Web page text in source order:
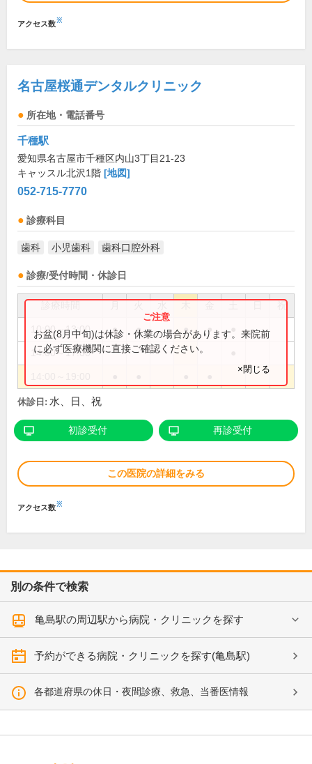
アクセス数※
名古屋桜通デンタルクリニック
所在地・電話番号
千種駅
愛知県名古屋市千種区内山3丁目21-23
キャッスル北沢1階 [地図]
052-715-7770
診療科目
歯科 小児歯科 歯科口腔外科
診療/受付時間・休診日
祝
10:00～13:00 ● ● ● ●
14:00～17:00
お盆(8月中旬)は休診・休業の場合があります。来院前
に必ず医療機関に直接ご確認ください。
×閉じる
休診日: 水、日、祝
初診受付 再診受付
この医院の詳細をみる
アクセス数※
別の条件で検索
亀島駅の周辺駅から病院・クリニックを探す
予約ができる病院・クリニックを探す(亀島駅)
各都道府県の休日・夜間診療、救急、当番医情報